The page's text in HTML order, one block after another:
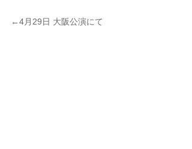
←4月29日 大阪公演にて